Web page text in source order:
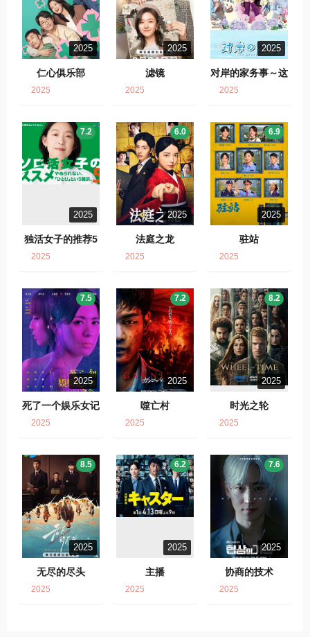
2025
仁心俱乐部
2025
2025
滤镜
2025
2025
对岸的家务事～这
就是我的生存之
2025
2025
独活女子的推荐5
7.2
2025
2025
法庭之龙
6.0
2025
2025
驻站
6.9
2025
2025
死了一个娱乐女记
者之后
7.5
2025
2025
噬亡村
7.2
2025
2025
时光之轮
8.2
2025
2025
无尽的尽头
8.5
2025
2025
主播
6.2
2025
2025
协商的技术
7.6
2025